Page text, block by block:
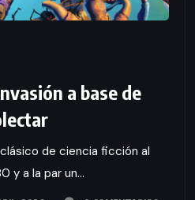
a base de
de ciencia ficción al
y a la par un...